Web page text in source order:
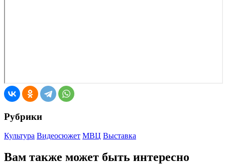
Рубрики
Культура Видеосюжет МВЦ Выставка
Вам также может быть интересно